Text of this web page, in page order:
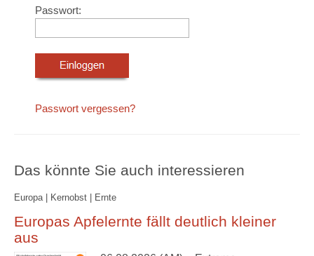
Passwort:
Passwort vergessen?
Das könnte Sie auch interessieren
Europa | Kernobst | Ernte
Europas Apfelernte fällt deutlich kleiner
aus